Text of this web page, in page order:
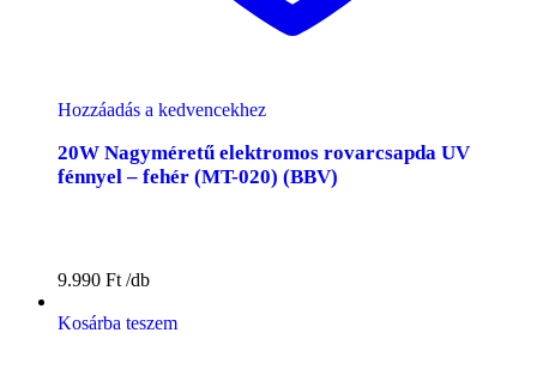
Hozzáadás a kedvencekhez
20W Nagyméretű elektromos rovarcsapda UV
fénnyel – fehér (MT-020) (BBV)
9.990 Ft
Kosárba teszem